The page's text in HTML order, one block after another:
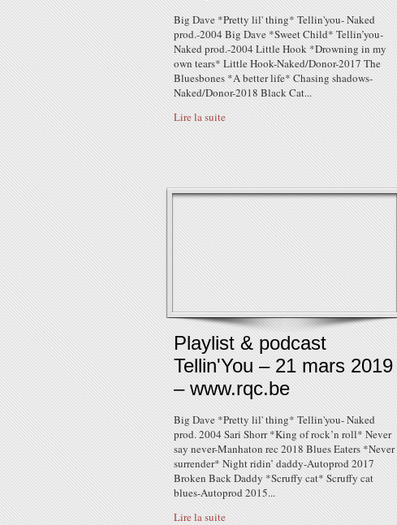
Big Dave *Pretty lil' thing* Tellin'you- Naked
prod.-2004 Big Dave *Sweet Child* Tellin’you-
Naked prod.-2004 Little Hook *Drowning in my
own tears* Little Hook-Naked/Donor-2017 The
Bluesbones *A better life* Chasing shadows-
Naked/Donor-2018 Black Cat...
Lire la suite
Playlist & podcast
Tellin'You – 21 mars 2019
– www.rqc.be
Big Dave *Pretty lil' thing* Tellin'you- Naked
prod. 2004 Sari Shorr *King of rock’n roll* Never
say never-Manhaton rec 2018 Blues Eaters *Never
surrender* Night ridin’ daddy-Autoprod 2017
Broken Back Daddy *Scruffy cat* Scruffy cat
blues-Autoprod 2015...
Lire la suite